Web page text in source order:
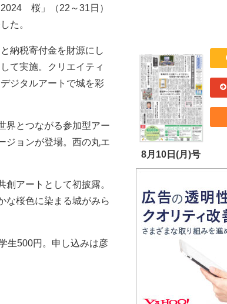
桜」（22～31日）
た。
納税寄付金を財源にし
て実施。クリエイティ
ジタルアートで城を彩
界とつながる参加型アー
ジョンが登場。西の丸エ
アートとして初披露。
な桜色に染まる城がみら
生500円。申し込みは彦
8月10日(月)号